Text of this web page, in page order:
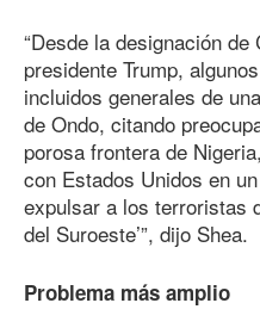
“Desde la designación
presidente Trump,
incluidos generales de
de Ondo, citando
porosa frontera de
con Estados Unidos en
expulsar a los terroristas
del Suroeste’”, dijo Shea.
Problema más amplio